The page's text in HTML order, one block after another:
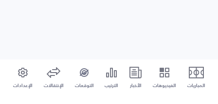
المباريات الفيديوهات الأخبار الترتيب التوقعات الإنتقالات الإعدادات